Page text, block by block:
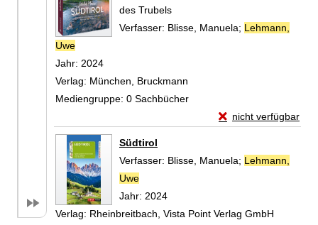
des Trubels
Verfasser: Blisse, Manuela; Lehmann,
Uwe
Jahr: 2024
Verlag: München, Bruckmann
Mediengruppe: 0 Sachbücher
nicht verfügbar
Exemplar-Details
Südtirol
Verfasser: Blisse, Manuela; Lehmann,
Uwe
Jahr: 2024
Verlag: Rheinbreitbach, Vista Point Verlag GmbH